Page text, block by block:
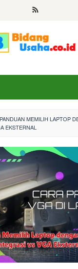
PANDUAN MEMILIH LAPTOP
EKSTERNAL